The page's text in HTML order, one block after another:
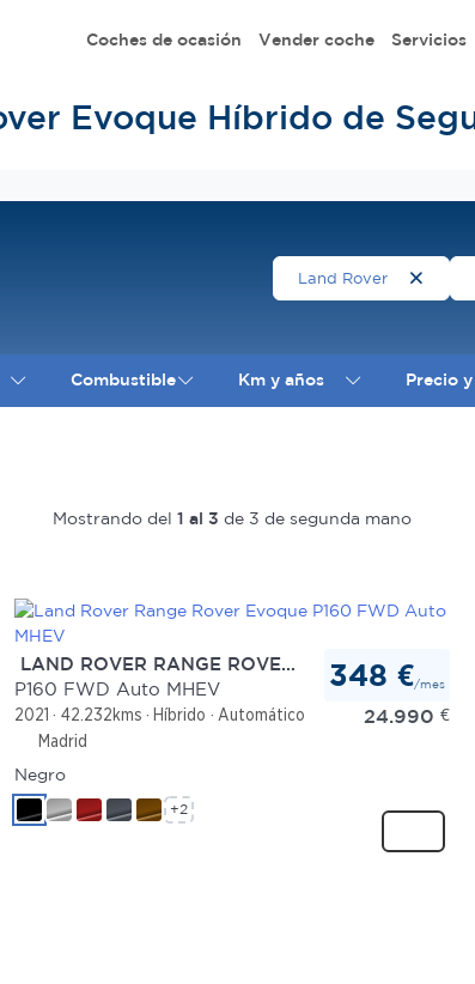
Coches de ocasión Vender coche Servicios
Evoque Híbrido de
Land Rover
Combustible Km y años Precio
Mostrando del 1 al 3 de 3 de segunda mano
LAND ROVER RANGE ROVER EVOQUE
P160 FWD Auto MHEV
2021 42.232kms Híbrido
Automático
Madrid
348 €/mes
24.990 €
Negro
+2